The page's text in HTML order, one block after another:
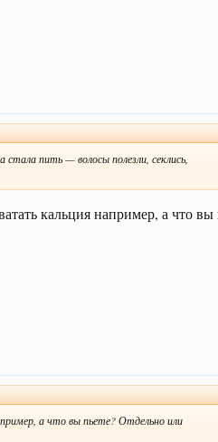
пить — волосы полезли, секлись,
кальция например, а что
а что вы пьете? Отдельно или